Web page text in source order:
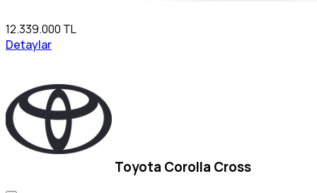
12.339.000 TL
Detaylar
Toyota Corolla Cross